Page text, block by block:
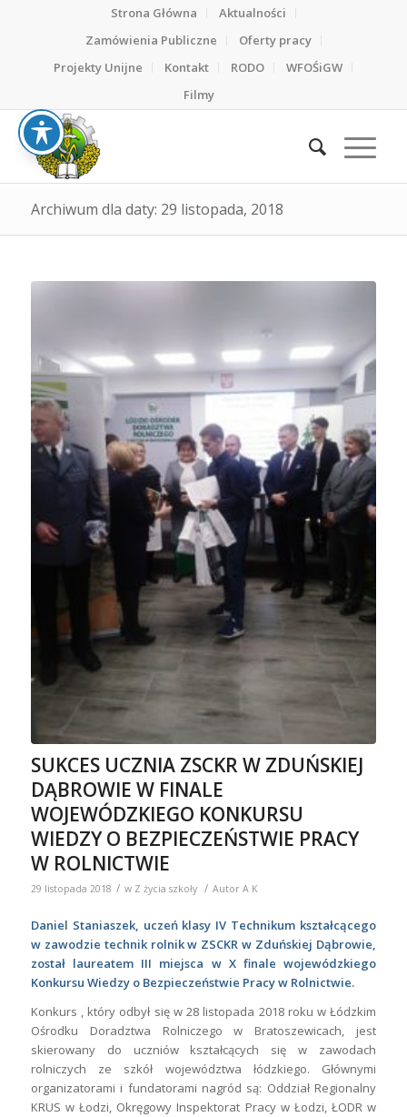
Strona Główna
Aktualności
Zamówienia Publiczne
Oferty pracy
Projekty Unijne
Kontakt RODO
WFOŚiGW
Filmy
Archiwum dla daty: 29 listopada, 2018
SUKCES UCZNIA ZSCKR W ZDUŃSKIEJ
DĄBROWIE W FINALE
WOJEWÓDZKIEGO KONKURSU
WIEDZY O BEZPIECZEŃSTWIE PRACY
W ROLNICTWIE
29 listopada 2018 / w Z życia szkoły / Autor A K
Daniel Staniaszek, uczeń klasy IV Technikum kształcącego
w zawodzie technik rolnik w ZSCKR w Zduńskiej Dąbrowie,
został laureatem III miejsca w X finale wojewódzkiego
Konkursu Wiedzy o Bezpieczeństwie Pracy w Rolnictwie.
Konkurs , który odbył się w 28 listopada 2018 roku w Łódzkim
Ośrodku Doradztwa Rolniczego w Bratoszewicach, jest
skierowany do uczniów kształcących się w zawodach
rolniczych ze szkół województwa łódzkiego. Głównymi
organizatorami i fundatorami nagród są: Oddział Regionalny
KRUS w Łodzi, Okręgowy Inspektorat Pracy w Łodzi, ŁODR w